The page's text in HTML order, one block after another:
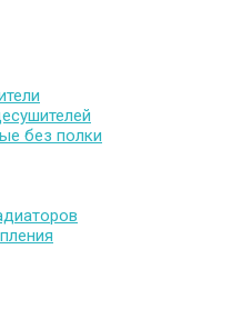
без полки